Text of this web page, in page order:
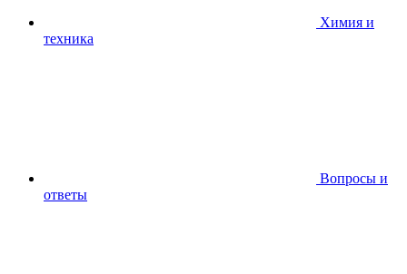
Химия и
техника
Вопросы и
ответы